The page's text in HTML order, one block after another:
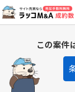
この案件